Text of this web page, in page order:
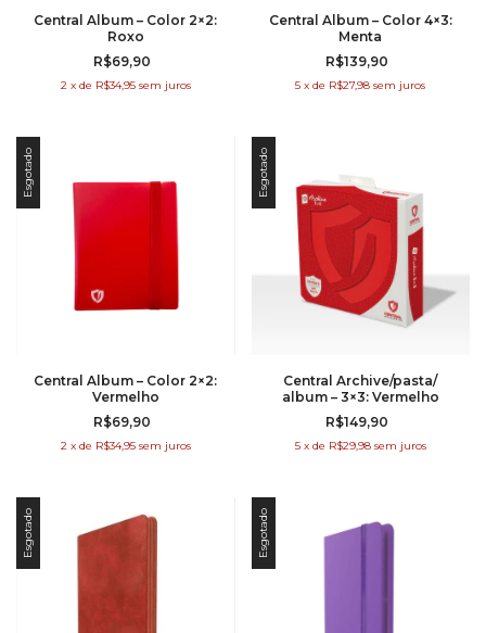
Central Album – Color 2×2:
Roxo
R$69,90
2 x de R$34,95 sem juros
Central Album – Color 4×3:
Menta
R$139,90
5 xde R$27,98 sem juros
Esgotado
Central Album – Color 2×2:
Vermelho
R$69,90
2 x de R$34,95 sem juros
Esgotado
Central Archive/pasta/
album – 3×3: Vermelho
R$149,90
5 x de R$29,98 sem juros
Esgotado Esgotado